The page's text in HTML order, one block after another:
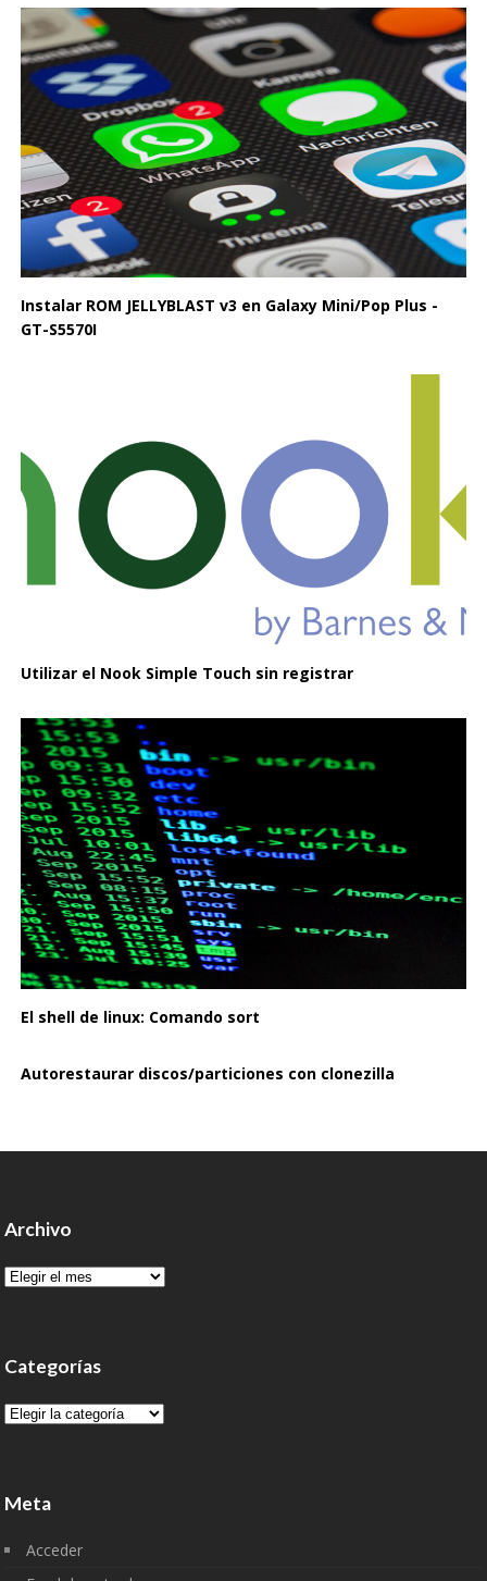
Instalar ROM JELLYBLAST v3 en Galaxy Mini/Pop Plus -
GT-S5570I
Utilizar el Nook Simple Touch sin registrar
El shell de linux: Comando sort
Autorestaurar discos/particiones con clonezilla
Archivo
Archivo
Categorías
Categorías
Meta
Acceder